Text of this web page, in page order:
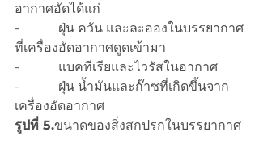
อากาศอัดได้แก่
-            ฝุ่น ควัน และละอองในบรรยากาศ
ที่เครื่องอัดอากาศดูดเข้ามา
-            แบคทีเรียและไวรัสในอากาศ
-            ฝุ่น น้ำมันและก๊าซที่เกิดขึ้นจาก
เครื่องอัดอากาศ
รูปที่ 5.ขนาดของสิ่งสกปรกในบรรยากาศ